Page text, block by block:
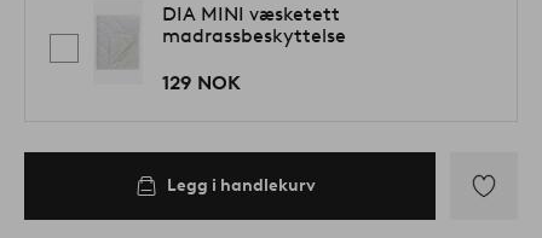
DIA MINI væsketett
madrassbeskyttelse
129 NOK
Legg i handlekurv